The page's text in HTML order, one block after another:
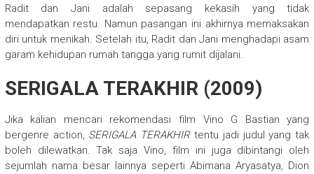
Radit dan Jani adalah sepasang kekasih yang tidak
mendapatkan restu. Namun pasangan ini akhirnya memaksakan
diri untuk menikah. Setelah itu, Radit dan Jani menghadapi asam
garam kehidupan rumah tangga yang rumit dijalani.
SERIGALA TERAKHIR (2009)
Jika kalian mencari rekomendasi film Vino G Bastian yang
bergenre action, SERIGALA TERAKHIRtentu jadi judul yang tak
boleh dilewatkan. Tak saja Vino, film ini juga dibintangi oleh
sejumlah nama besar lainnya seperti Abimana Aryasatya, Dion